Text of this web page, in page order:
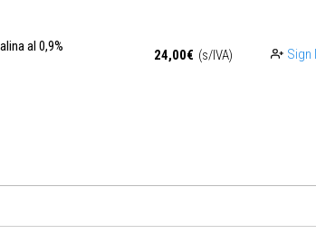
al 0,9%
24,00€ (s/IVA) Sign